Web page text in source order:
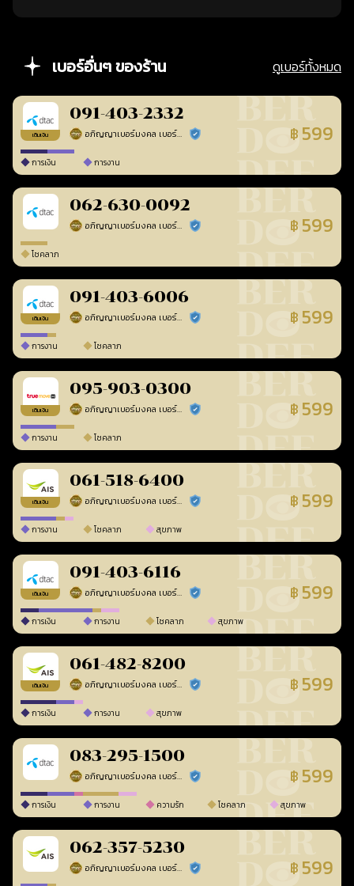
เบอร์อื่นๆ ของร้าน ดูเบอร์ทั้งหมด
เติมเงิน
091-403-2332
อภิญญาเบอร์มงคล เบอร์สวยเลขศาสตร์ ร้านยืนยันแล้ว ฿ 599
การเงิน การงาน
062-630-0092
อภิญญาเบอร์มงคล เบอร์สวยเลขศาสตร์ ร้านยืนยันแล้ว ฿ 599
โชคลาภ
เติมเงิน
091-403-6006
อภิญญาเบอร์มงคล เบอร์สวยเลขศาสตร์ ร้านยืนยันแล้ว ฿ 599
การงาน โชคลาภ
เติมเงิน
095-903-0300
อภิญญาเบอร์มงคล เบอร์สวยเลขศาสตร์ ร้านยืนยันแล้ว ฿ 599
การงาน โชคลาภ
เติมเงิน
061-518-6400
อภิญญาเบอร์มงคล เบอร์สวยเลขศาสตร์ ร้านยืนยันแล้ว ฿ 599
การงาน โชคลาภ สุขภาพ
เติมเงิน
091-403-6116
อภิญญาเบอร์มงคล เบอร์สวยเลขศาสตร์ ร้านยืนยันแล้ว ฿ 599
การเงิน การงาน โชคลาภ สุขภาพ
เติมเงิน
061-482-8200
อภิญญาเบอร์มงคล เบอร์สวยเลขศาสตร์ ร้านยืนยันแล้ว ฿ 599
การเงิน การงาน สุขภาพ
083-295-1500
อภิญญาเบอร์มงคล เบอร์สวยเลขศาสตร์ ร้านยืนยันแล้ว ฿ 599
การเงิน การงาน ความรัก โชคลาภ สุขภาพ
062-357-5230
อภิญญาเบอร์มงคล เบอร์สวยเลขศาสตร์ ร้านยืนยันแล้ว ฿ 599